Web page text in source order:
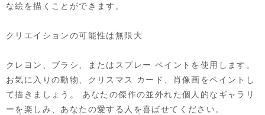
な絵を描くことができます。
クリエイションの可能性は無限大
クレヨン、ブラシ、またはスプレー ペイントを使用します。
お気に入りの動物、クリスマス カード、肖像画をペイントし
て描きましょう。 あなたの傑作の並外れた個人的なギャラリ
ーを楽しみ、あなたの愛する人を喜ばせてください。